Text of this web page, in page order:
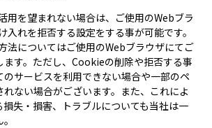
用を望まれない場合は、ご使用のWebブラ
入れを拒否する設定をする事が可能です。
法についてはご使用のWebブラウザにてご
ます。ただし、Cookieの削除や拒否する事
のサービスを利用できない場合や一部のペ
ない場合がございます。また、これによ
損失・損害、トラブルについても当社は一